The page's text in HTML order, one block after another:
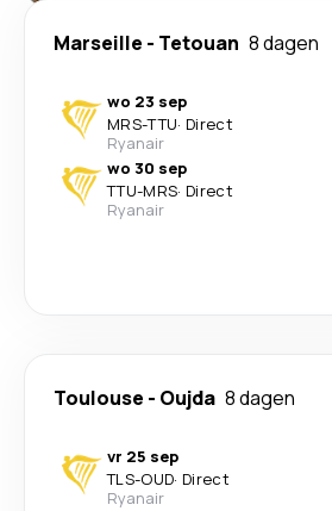
Marseille - Tetouan 8 dagen
wo 23 sep
MRS-TTU· Direct
Ryanair
wo 30 sep
TTU-MRS· Direct
Ryanair
Toulouse - Oujda 8 dagen
vr 25 sep
TLS-OUD· Direct
Ryanair